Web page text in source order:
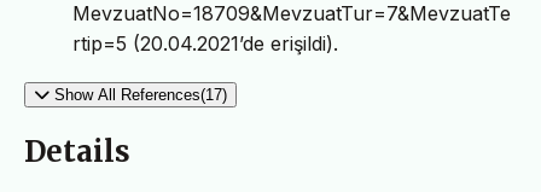
MevzuatNo=18709&MevzuatTur=7&MevzuatTe
rtip=5 (20.04.2021’de erişildi).
Show All References(17)
Details